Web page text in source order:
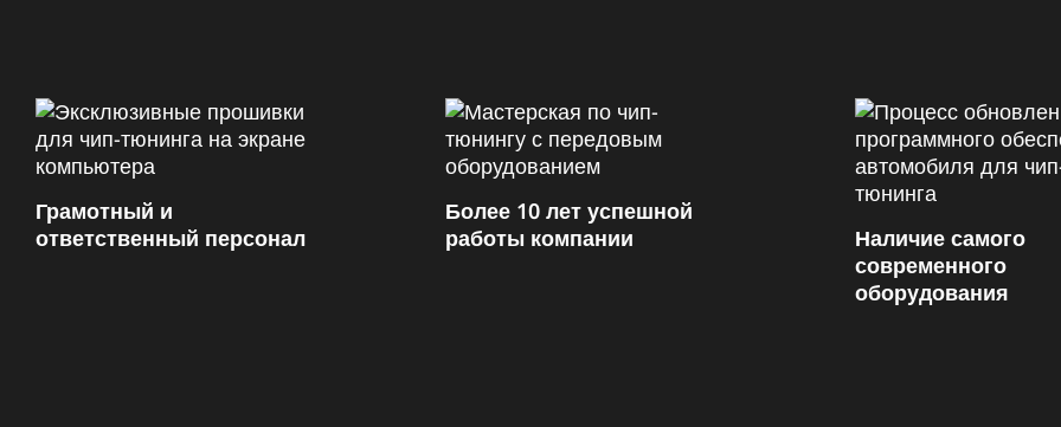
Грамотный и
ответственный персонал
Более 10 лет успешной
работы компании
Наличие самого
современного
оборудования